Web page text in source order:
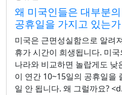
왜 미국인들은 대부분
공휴일을 가지고 있는가
미국은 근면성실함으로 알려
휴가 시간이 희생됩니다. 미
나라와 비교하면 놀랍게도 낮
이 연간 10~15일의 공휴일을
일 안 됩니다. 왜 그럴까요?